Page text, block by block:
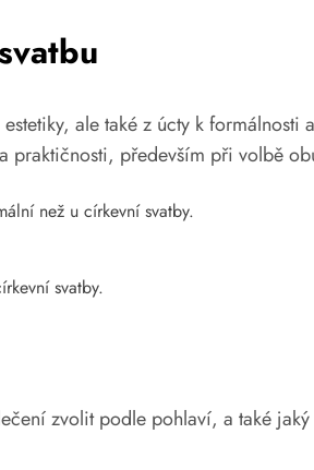
ale také z úcty k formálnosti
praktičnosti, především při volbě
než u církevní svatby.
svatby.
zvolit podle pohlaví, a také